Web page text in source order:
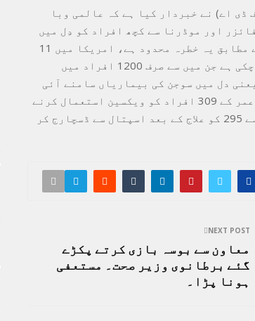
ڈی اے) نے خبردار کیا ہے کہ عالمی وبا
اور موڈرنا سے کچھ افراد کو دِل میں
سوجن کا خطرہ بھی ہو سکتا ہے۔ایف ڈی اے کے مطابق یہ خطرہ محدود ہے، امریکا میں 11
جون تک 30 کروڑ افراد کو ویکسین لگائی جاچکی ہے جن میں سے صرف 1200 افراد میں
دل میں سوجن کی بیماریاں سامنے آئی
ہیں۔امریکی ادارے کے مطابق 30 سال سے کم عمر کے 309 افراد کو ویکسین استعمال کرنے
کے بعد اسپتال میں داخل کرنا پڑا جن میں سے 295 کو علاج کے بعد اسپتال سے ڈسچارج کر
NEXT POST
معاون سے بوسہ بازی کرتے پکڑے
گئے برطانوی وزیر صحت۔ مستعفی
ہونا پڑا۔